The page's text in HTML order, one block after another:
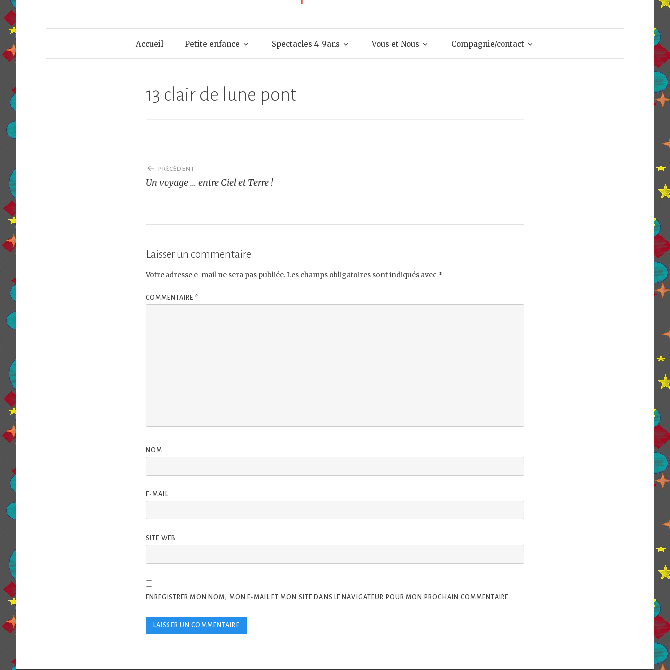
Accueil Petite enfance Spectacles 4-9ans Vous et Nous Compagnie/contact
13 clair de lune pont
Navigation
de
PRÉCÉDENT
Un voyage … entre Ciel et Terre !
Laisser un commentaire
Votre adresse e-mail ne sera pas publiée. Les champs obligatoires sont indiqués avec *
COMMENTAIRE *
NOM
E-MAIL
SITE WEB
ENREGISTRER MON NOM, MON E-MAIL ET MON SITE DANS LE NAVIGATEUR POUR MON PROCHAIN COMMENTAIRE.